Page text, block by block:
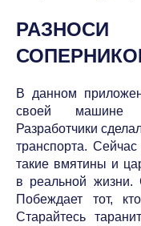
В данном
своей машине
Разработчики
транспорта.
такие вмятины и
в реальной жизни.
Побеждает тот,
Старайтесь